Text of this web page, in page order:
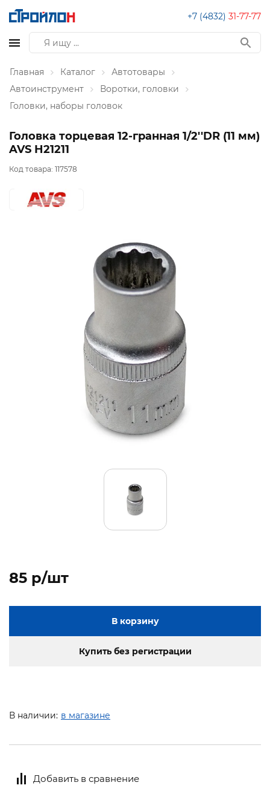
+7 (4832) 31-77-77
Главная Каталог
Автотовары
Автоинструмент
Воротки, головки
Головки, наборы головок
Головка торцевая 12-гранная 1/2''DR (11 мм)
AVS H21211
Код товара: 117578
85 p/шт
В корзину
Купить без регистрации
В наличии: в магазине
Добавить в сравнение